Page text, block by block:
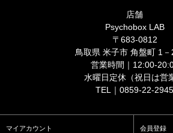
店舗
Psychobox LAB
〒683-0812
鳥取県 米子市 角盤町 1
営業時間｜12:00-
水曜日定休（祝日は営
TEL｜0859-22-2945
マイアカウント 会員登録